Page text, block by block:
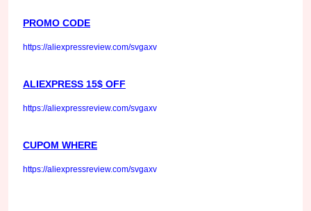
PROMO CODE
https://aliexpressreview.com/svgaxv
ALIEXPRESS 15$ OFF
https://aliexpressreview.com/svgaxv
CUPOM WHERE
https://aliexpressreview.com/svgaxv